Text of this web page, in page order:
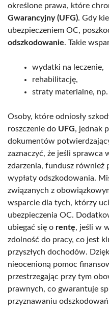
określone prawa, które
Gwarancyjny (UFG). Gdy
ubezpieczeniem OC,
odszkodowanie. Takie
wydatki na leczenie,
rehabilitację,
straty materialne,
Osoby, które odniosły
roszczenie do UFG, jednak
dokumentów
zaznaczyć, że jeśli sprawca
zdarzenia, fundusz również
wypłaty odszkodowania.
związanych z
wsparcie dla tych, którzy
ubezpieczenia OC.
ubiegać się o rentę, jeśli w
zdolność do pracy, co jest
przyszłych dochodów.
nieocenioną pomoc
przestrzegając przy tym
prawnych, co gwarantuje
przyznawaniu